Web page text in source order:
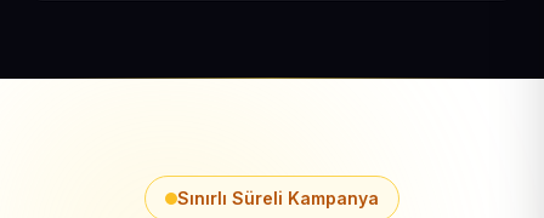
Sınırlı Süreli Kampanya